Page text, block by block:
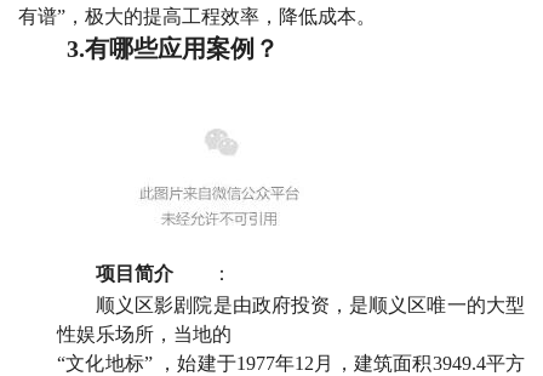
有谱”，极大的提高工程效率，降低成本。
3.有哪些应用案例？
项目简介
：
顺义区影剧院是由政府投资，是顺义区唯一的大型
性娱乐场所，当地的
“文化地标” ，始建于1977年12月，建筑面积3949.4平方